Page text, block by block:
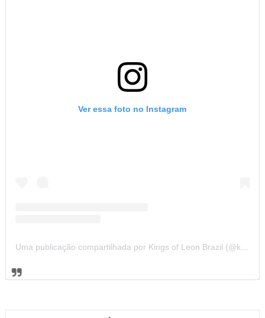
Ver essa foto no Instagram
Uma publicação compartilhada por Kings of Leon Brazil (@kolbrazil)